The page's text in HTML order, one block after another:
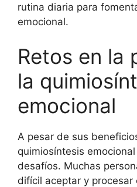
rutina diaria para
emocional.
Retos en la
la
emocional
A pesar de sus
quimiosíntesis
desafíos. Muchas
difícil aceptar y procesar